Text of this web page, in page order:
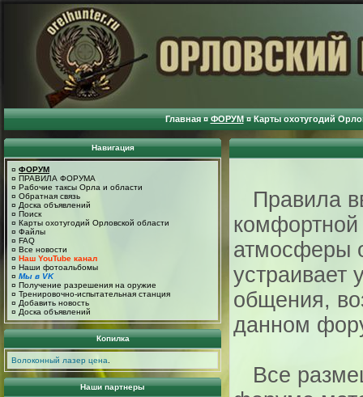
Главная ¤ ФОРУМ ¤ Карты охотугодий
Навигация
¤ ФОРУМ
¤ ПРАВИЛА ФОРУМА
¤ Рабочие таксы Орла и области
¤ Обратная связь
¤ Доска объявлений
¤ Поиск
¤ Карты охотугодий Орловской области
¤ Файлы
¤ FAQ
¤ Все новости
¤ Наш YouTube канал
¤ Наши фотоальбомы
¤ Мы в VK
¤ Получение разрешения на оружие
¤ Тренировочно-испытательная станция
¤ Добавить новость
¤ Доска объявлений
Копилка
Волоконный лазер цена
Наши партнеры
Правила
комфортной
атмосферы
устраивает
общения,
данном
Все